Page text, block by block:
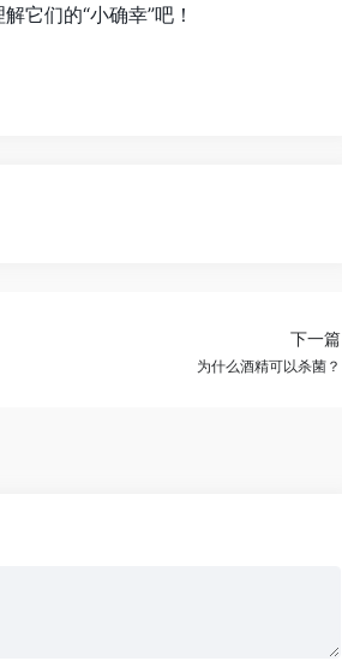
它们的“小确幸”吧！
下一篇
为什么酒精可以杀菌？